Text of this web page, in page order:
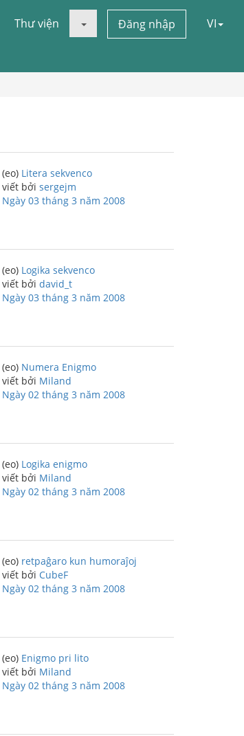
Thư viện Đăng nhập VI
(eo) Litera sekvenco
viết bởi sergejm
Ngày 03 tháng 3 năm 2008
(eo) Logika sekvenco
viết bởi david_t
Ngày 03 tháng 3 năm 2008
(eo) Numera Enigmo
viết bởi Miland
Ngày 02 tháng 3 năm 2008
(eo) Logika enigmo
viết bởi Miland
Ngày 02 tháng 3 năm 2008
(eo) retpaĝaro kun humoraĵoj
viết bởi CubeF
Ngày 02 tháng 3 năm 2008
(eo) Enigmo pri lito
viết bởi Miland
Ngày 02 tháng 3 năm 2008